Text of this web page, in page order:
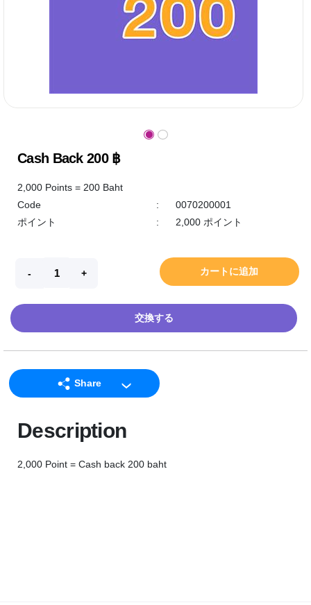
Cash Back 200 ฿
2,000 Points = 200 Baht
Code
:
0070200001
ポイント
: 2,000 ポイント
カートに追加
交換する
Share
Facebook
Description
2,000 Point = Cash back 200 baht